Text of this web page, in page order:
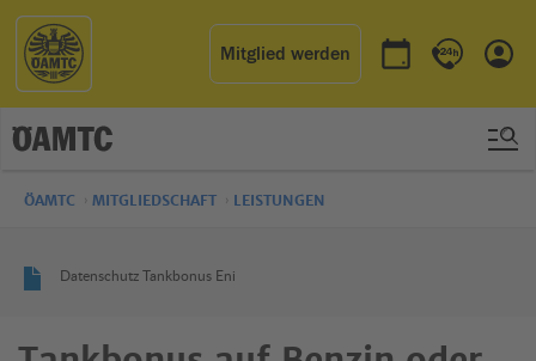
Mitglied werden
Termin buchen
Kontakt &
ÖAMTC MITGLIEDSCHAFT LEISTUNGEN
Datenschutz Tankbonus Eni